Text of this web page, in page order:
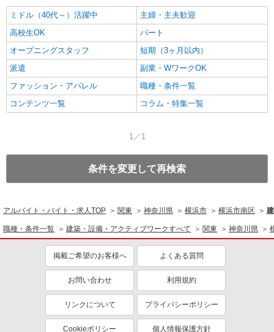
ミドル（40代～）活躍中
主婦・主夫歓迎
高校生OK
パート
オープニングスタッフ
短期（3ヶ月以内）
派遣
副業・WワークOK
ファッション・アパレル
職種・条件一覧
コンテンツ一覧
コラム・特集一覧
1／1
条件を変更して再検索
アルバイト・バイト・求人TOP 関東 神奈川県 横浜市 横浜市南区
職種・条件一覧 建築・設備・アクティブワークすべて 関東 神奈川県
掲載ご希望のお客様へ よくある質問
お問い合わせ 利用規約
リンクについて プライバシーポリシー
Cookieポリシー 個人情報保護方針